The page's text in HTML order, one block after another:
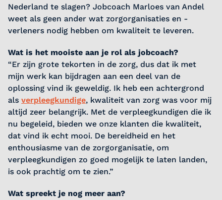
Nederland te slagen? Jobcoach Marloes van Andel
weet als geen ander wat zorgorganisaties en -
verleners nodig hebben om kwaliteit te leveren.
Wat is het mooiste aan je rol als jobcoach?
“Er zijn grote tekorten in de zorg, dus dat ik met
mijn werk kan bijdragen aan een deel van de
oplossing vind ik geweldig. Ik heb een achtergrond
als verpleegkundige, kwaliteit van zorg was voor mij
altijd zeer belangrijk. Met de verpleegkundigen die ik
nu begeleid, bieden we onze klanten die kwaliteit,
dat vind ik echt mooi. De bereidheid en het
enthousiasme van de zorgorganisatie, om
verpleegkundigen zo goed mogelijk te laten landen,
is ook prachtig om te zien.”
Wat spreekt je nog meer aan?